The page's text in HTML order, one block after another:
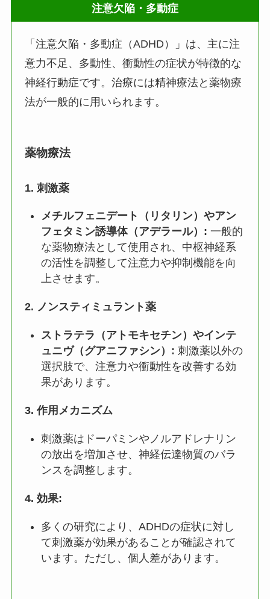
注意欠陥・多動症
「注意欠陥・多動症（ADHD）」は、主に注
意力不足、多動性、衝動性の症状が特徴的な
神経行動症です。治療には精神療法と薬物療
法が一般的に用いられます。
薬物療法
1.刺激薬
メチルフェニデート（リタリン）やアン
フェタミン誘導体（アデラール）: 一般的
な薬物療法として使用され、中枢神経系
の活性を調整して注意力や抑制機能を向
上させます。
2. ノンスティミュラント薬
ストラテラ（アトモキセチン）やインテ
ュニヴ（グアニファシン）: 刺激薬以外の
選択肢で、注意力や衝動性を改善する効
果があります。
3.作用メカニズム
刺激薬はドーパミンやノルアドレナリン
の放出を増加させ、神経伝達物質のバラ
ンスを調整します。
4.効果:
多くの研究により、ADHDの症状に対し
て刺激薬が効果があることが確認されて
います。ただし、個人差があります。